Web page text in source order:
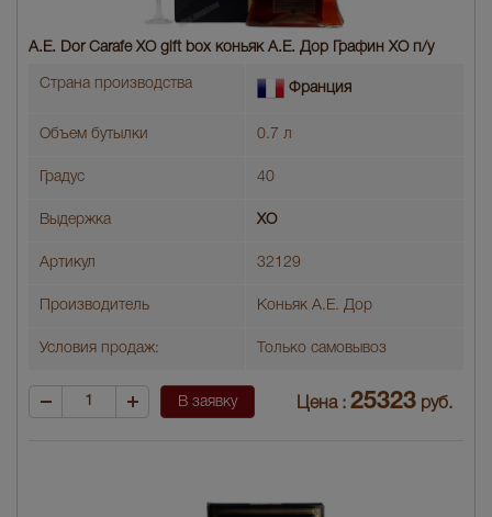
A.E. Dor Carafe XO gift box коньяк А.Е. Дор Графин XO п/у
Страна производства Франция
Объем бутылки 0.7 л
Градус 40
Выдержка XO
Артикул 32129
Производитель Коньяк А.Е. Дор
Условия продаж: Только самовывоз
В заявку Цена : 25323 руб.